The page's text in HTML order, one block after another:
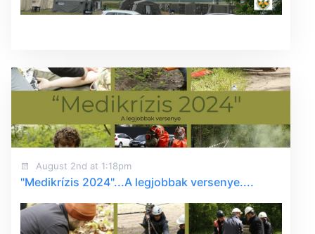
August 2nd at 1:18pm
"Medikrízis 2024"...A legjobbak versenye....